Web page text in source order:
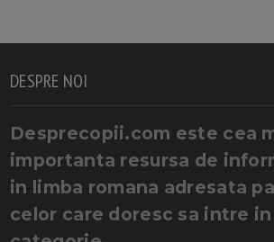
DESPRE NOI
Desprecopii.com este cea
importanta resursa de
in limba romana adresata
celor care doresc sa intre